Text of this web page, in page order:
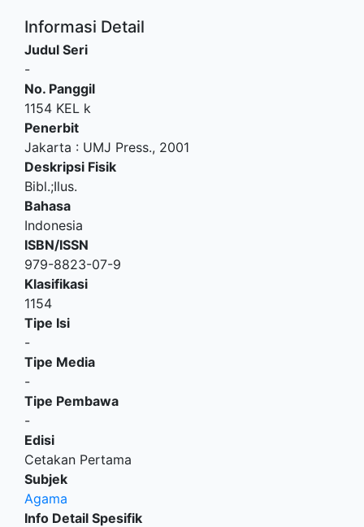
Informasi Detail
Judul Seri
-
No. Panggil
1154 KEL k
Penerbit
Jakarta : UMJ Press., 2001
Deskripsi Fisik
Bibl.;Ilus.
Bahasa
Indonesia
ISBN/ISSN
979-8823-07-9
Klasifikasi
1154
Tipe Isi
-
Tipe Media
-
Tipe Pembawa
-
Edisi
Cetakan Pertama
Subjek
Agama
Info Detail Spesifik